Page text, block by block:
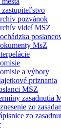
zastupiteľstvo
pozvánok
videí MSZ
MsZ
a výbory
priznania
MSZ
zasadnutia
zo
zo